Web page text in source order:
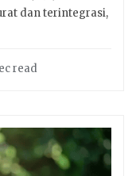
dan terintegrasi,
read